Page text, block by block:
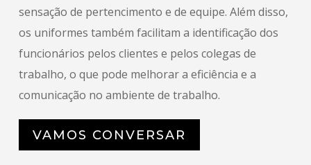
sensação de pertencimento e de equipe. Além disso,
os uniformes também facilitam a identificação dos
funcionários pelos clientes e pelos colegas de
trabalho, o que pode melhorar a eficiência e a
comunicação no ambiente de trabalho.
VAMOS CONVERSAR